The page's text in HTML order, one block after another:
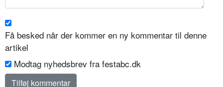
Få besked når der kommer en ny kommentar til denne
artikel
Modtag nyhedsbrev fra festabc.dk